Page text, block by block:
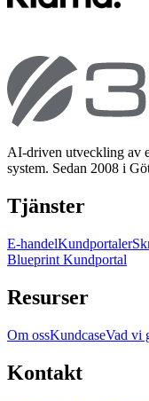
AI-driven utveckling av
system. Sedan 2008 i
Tjänster
E-handelKundportaler
Blueprint Kundportal
Resurser
Om ossKundcaseVad vi
Kontakt